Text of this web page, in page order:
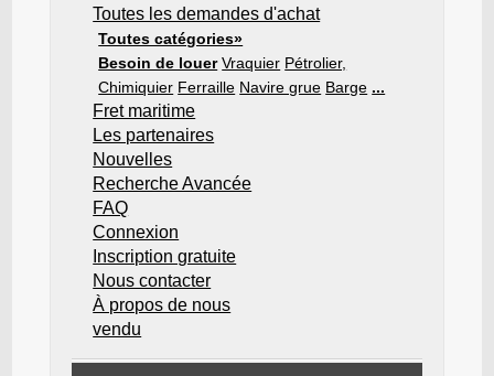
Toutes les demandes d'achat
Toutes catégories»
Besoin de louer Vraquier Pétrolier,
Chimiquier Ferraille Navire grue Barge ...
Fret maritime
Les partenaires
Nouvelles
Recherche Avancée
FAQ
Connexion
Inscription gratuite
Nous contacter
À propos de nous
vendu